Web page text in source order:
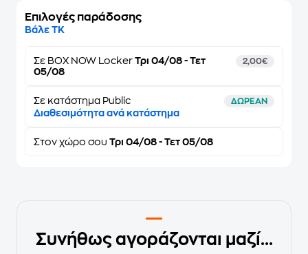
Επιλογές παράδοσης
Βάλε ΤΚ
Σε BOX NOW Locker Τρι 04/08 - Τετ
05/08
2,00€
Σε κατάστημα Public ΔΩΡΕΑΝ
Διαθεσιμότητα ανά κατάστημα
Στον χώρο σου Τρι 04/08 - Τετ 05/08
Συνήθως αγοράζονται μαζί...